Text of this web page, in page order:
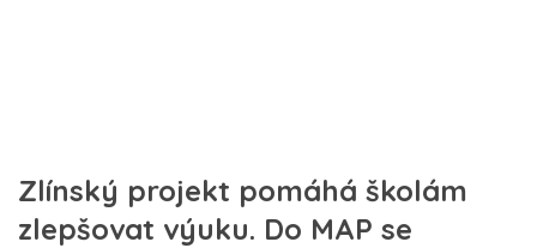
Zlínský projekt pomáhá školám
zlepšovat výuku. Do MAP se